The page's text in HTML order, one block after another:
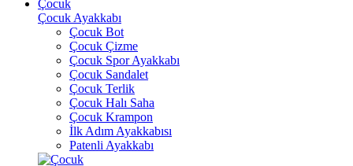
Çocuk
Çocuk Ayakkabı
Çocuk Bot
Çocuk Çizme
Çocuk Spor Ayakkabı
Çocuk Sandalet
Çocuk Terlik
Çocuk Halı Saha
Çocuk Krampon
İlk Adım Ayakkabısı
Patenli Ayakkabı